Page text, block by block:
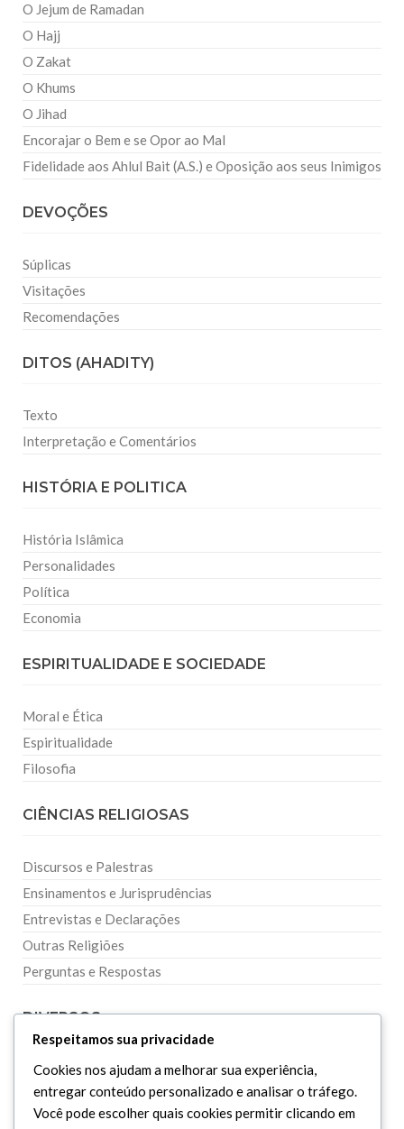
O Jejum de Ramadan
O Hajj
O Zakat
O Khums
O Jihad
Encorajar o Bem e se Opor ao Mal
Fidelidade aos Ahlul Bait (A.S.) e Oposição aos seus Inimigos
DEVOÇÕES
Súplicas
Visitações
Recomendações
DITOS (AHADITY)
Texto
Interpretação e Comentários
HISTÓRIA E POLITICA
História Islâmica
Personalidades
Política
Economia
ESPIRITUALIDADE E SOCIEDADE
Moral e Ética
Espiritualidade
Filosofia
CIÊNCIAS RELIGIOSAS
Discursos e Palestras
Ensinamentos e Jurisprudências
Entrevistas e Declarações
Outras Religiões
Perguntas e Respostas
DIVERSOS
Curiosidades
Dicionário Islâmico
Downloads
Respeitamos sua privacidade
Cookies nos ajudam a melhorar sua experiência,
entregar conteúdo personalizado e analisar o tráfego.
Você pode escolher quais cookies permitir clicando em